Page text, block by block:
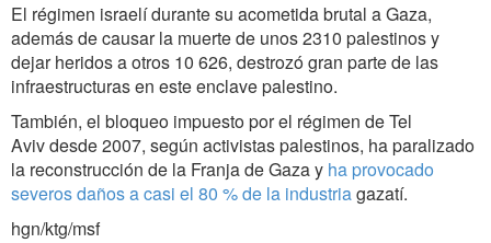
El régimen israelí durante su acometida brutal a Gaza,
además de causar la muerte de unos 2310 palestinos y
dejar heridos a otros 10 626, destrozó gran parte de las
infraestructuras en este enclave palestino.
También, el bloqueo impuesto por el régimen de Tel
Aviv desde 2007, según activistas palestinos, ha paralizado
la reconstrucción de la Franja de Gaza y ha provocado
severos daños a casi el 80 % de la industriagazatí.
hgn/ktg/msf